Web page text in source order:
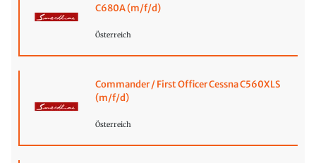
C680A (m/f/d)
Österreich
Commander / First Officer Cessna C560XLS
(m/f/d)
Österreich